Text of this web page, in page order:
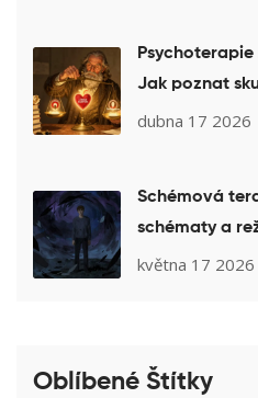
Jak poznat
dubna 17 2026
Schémová
schématy a
osobnosti
května 17 2026
Oblíbené Štítky